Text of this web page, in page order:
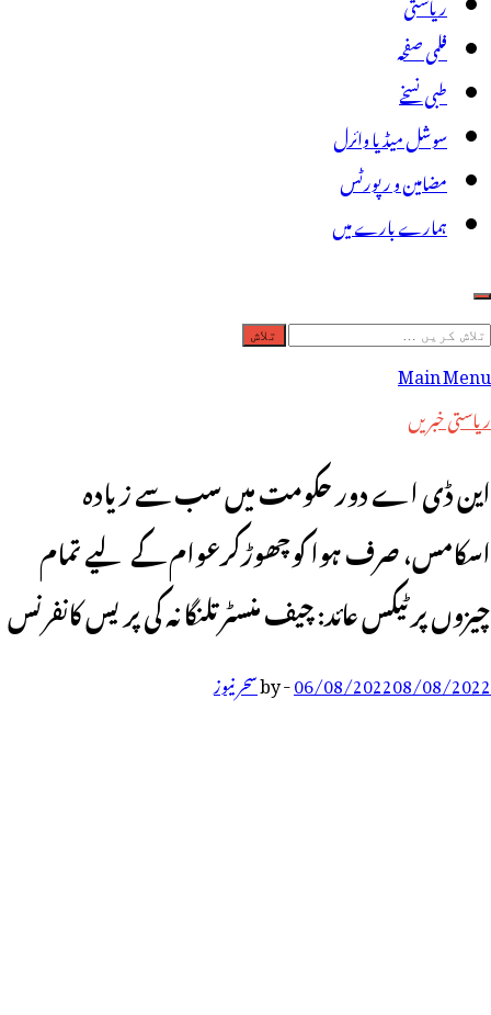
فلمی صفحہ
طبی نسخے
سوشل میڈیا وائرل
مضامین و رپورٹس
ہمارے بارے میں
تلاش
کریں
برائے:
Main Menu
ریاستی خبریں
این ڈی اے دور حکومت میں سب سے زیادہ
اسکامس، صرف ہوا کو چھوڑکرعوام کے لیے تمام
چیزوں پر ٹیکس عائد: چیف منسٹر تلنگانہ کی پریس کانفرنس
06/08/202208/08/2022
-
byسحر نیوز